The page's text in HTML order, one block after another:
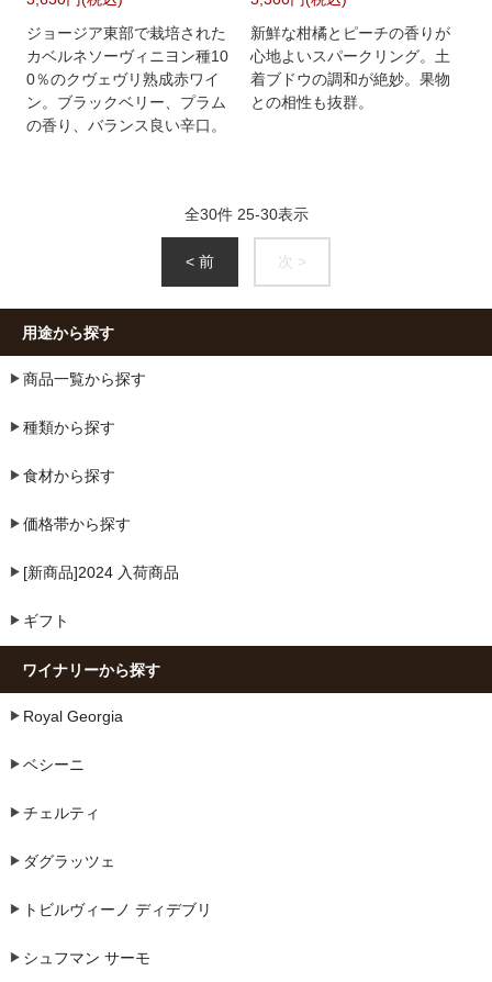
ジョージア東部で栽培された
カベルネソーヴィニヨン種10
0％のクヴェヴリ熟成赤ワイ
ン。ブラックベリー、プラム
の香り、バランス良い辛口。
新鮮な柑橘とピーチの香りが
心地よいスパークリング。土
着ブドウの調和が絶妙。果物
との相性も抜群。
全30件 25-30表示
< 前 次 >
用途から探す
商品一覧から探す
種類から探す
食材から探す
価格帯から探す
[新商品]2024 入荷商品
ギフト
ワイナリーから探す
Royal Georgia
ベシーニ
チェルティ
ダグラッツェ
トビルヴィーノ ディデブリ
シュフマン サーモ